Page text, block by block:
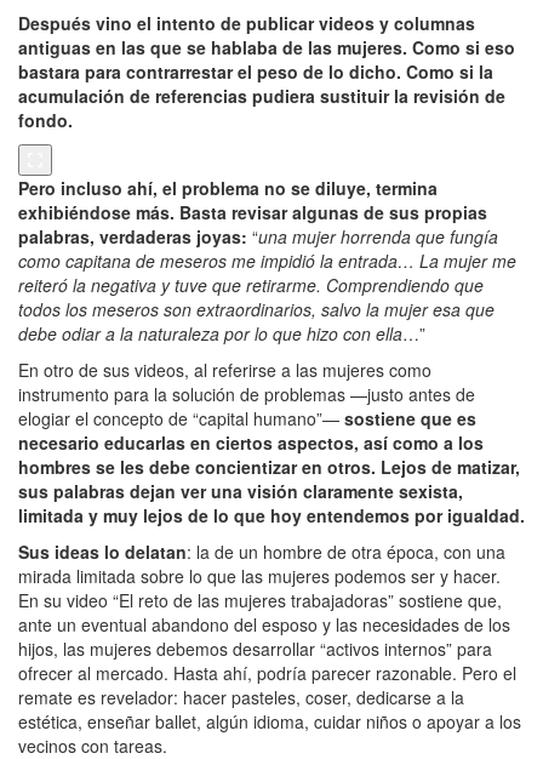
Después vino el intento de publicar videos y columnas
antiguas en las que se hablaba de las mujeres. Como si eso
bastara para contrarrestar el peso de lo dicho. Como si la
acumulación de referencias pudiera sustituir la revisión de
fondo.
Pero incluso ahí, el problema no se diluye, termina
exhibiéndose más. Basta revisar algunas de sus propias
palabras, verdaderas joyas: “una mujer horrenda que fungía
como capitana de meseros me impidió la entrada… La mujer me
reiteró la negativa y tuve que retirarme. Comprendiendo que
todos los meseros son extraordinarios, salvo la mujer esa que
debe odiar a la naturaleza por lo que hizo con ella…”
En otro de sus videos, al referirse a las mujeres como
instrumento para la solución de problemas —justo antes de
elogiar el concepto de “capital humano”— sostiene que es
necesario educarlas en ciertos aspectos, así como a los
hombres se les debe concientizar en otros. Lejos de matizar,
sus palabras dejan ver una visión claramente sexista,
limitada y muy lejos de lo que hoy entendemos por igualdad.
Sus ideas lo delatan: la de un hombre de otra época, con una
mirada limitada sobre lo que las mujeres podemos ser y hacer.
En su video “El reto de las mujeres trabajadoras” sostiene que,
ante un eventual abandono del esposo y las necesidades de los
hijos, las mujeres debemos desarrollar “activos internos” para
ofrecer al mercado. Hasta ahí, podría parecer razonable. Pero el
remate es revelador: hacer pasteles, coser, dedicarse a la
estética, enseñar ballet, algún idioma, cuidar niños o apoyar a los
vecinos con tareas.